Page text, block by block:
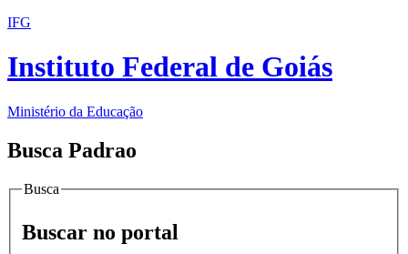
IFG
Instituto Federal de Goiás
Ministério da Educação
Busca Padrao
Busca
Buscar no portal